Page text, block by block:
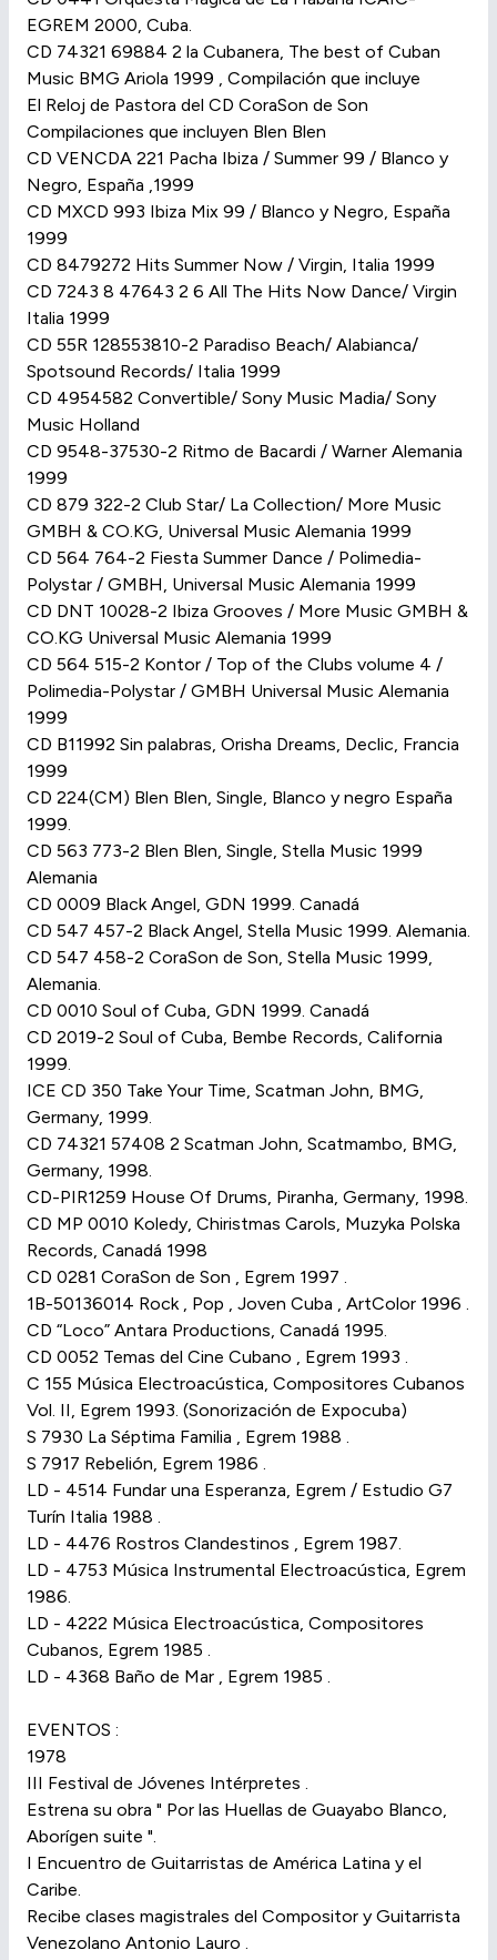
EGREM 2000, Cuba.
CD 74321 69884 2 la Cubanera, The best of Cuban
Music BMG Ariola 1999 , Compilación que incluye
El Reloj de Pastora del CD CoraSon de Son
Compilaciones que incluyen Blen Blen
CD VENCDA 221 Pacha Ibiza / Summer 99 / Blanco y
Negro, España ,1999
CD MXCD 993 Ibiza Mix 99 / Blanco y Negro, España
1999
CD 8479272 Hits Summer Now / Virgin, Italia 1999
CD 7243 8 47643 2 6 All The Hits Now Dance/ Virgin
Italia 1999
CD 55R 128553810-2 Paradiso Beach/ Alabianca/
Spotsound Records/ Italia 1999
CD 4954582 Convertible/ Sony Music Madia/ Sony
Music Holland
CD 9548-37530-2 Ritmo de Bacardi / Warner Alemania
1999
CD 879 322-2 Club Star/ La Collection/ More Music
GMBH & CO.KG, Universal Music Alemania 1999
CD 564 764-2 Fiesta Summer Dance / Polimedia-
Polystar / GMBH, Universal Music Alemania 1999
CD DNT 10028-2 Ibiza Grooves / More Music GMBH &
CO.KG Universal Music Alemania 1999
CD 564 515-2 Kontor / Top of the Clubs volume 4 /
Polimedia-Polystar / GMBH Universal Music Alemania
1999
CD B11992 Sin palabras, Orisha Dreams, Declic, Francia
1999
CD 224(CM) Blen Blen, Single, Blanco y negro España
1999.
CD 563 773-2 Blen Blen, Single, Stella Music 1999
Alemania
CD 0009 Black Angel, GDN 1999. Canadá
CD 547 457-2 Black Angel, Stella Music 1999. Alemania.
CD 547 458-2 CoraSon de Son, Stella Music 1999,
Alemania.
CD 0010 Soul of Cuba, GDN 1999. Canadá
CD 2019-2 Soul of Cuba, Bembe Records, California
1999.
ICE CD 350 Take Your Time, Scatman John, BMG,
Germany, 1999.
CD 74321 57408 2 Scatman John, Scatmambo, BMG,
Germany, 1998.
CD-PIR1259 House Of Drums, Piranha, Germany, 1998.
CD MP 0010 Koledy, Chiristmas Carols, Muzyka Polska
Records, Canadá 1998
CD 0281 CoraSon de Son , Egrem 1997 .
1B-50136014 Rock , Pop , Joven Cuba , ArtColor 1996 .
CD “Loco” Antara Productions, Canadá 1995.
CD 0052 Temas del Cine Cubano , Egrem 1993 .
C 155 Música Electroacústica, Compositores Cubanos
Vol. II, Egrem 1993. (Sonorización de Expocuba)
S 7930 La Séptima Familia , Egrem 1988 .
S 7917 Rebelión, Egrem 1986 .
LD - 4514 Fundar una Esperanza, Egrem / Estudio G7
Turín Italia 1988 .
LD - 4476 Rostros Clandestinos , Egrem 1987.
LD - 4753 Música Instrumental Electroacústica, Egrem
1986.
LD - 4222 Música Electroacústica, Compositores
Cubanos, Egrem 1985 .
LD - 4368 Baño de Mar , Egrem 1985 .
EVENTOS :
1978
III Festival de Jóvenes Intérpretes .
Estrena su obra " Por las Huellas de Guayabo Blanco,
Aborígen suite ".
I Encuentro de Guitarristas de América Latina y el
Caribe.
Recibe clases magistrales del Compositor y Guitarrista
Venezolano Antonio Lauro .